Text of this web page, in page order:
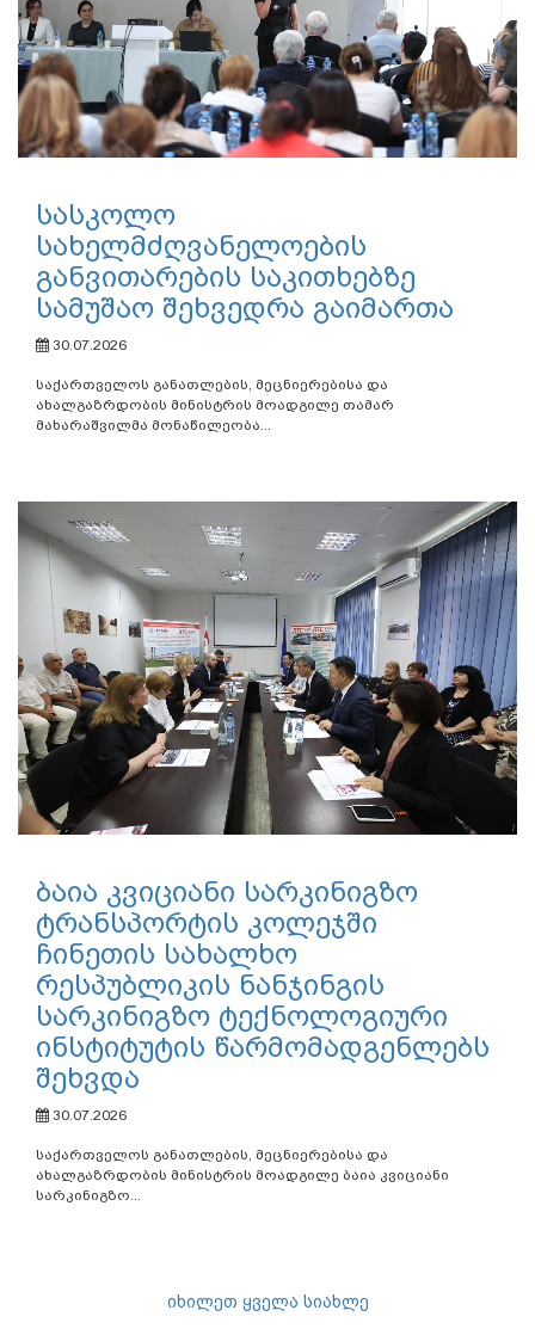
სასკოლო
სახელმძღვანელოების
განვითარების საკითხებზე
სამუშაო შეხვედრა გაიმართა
30.07.2026
საქართველოს განათლების, მეცნიერებისა და
ახალგაზრდობის მინისტრის მოადგილე თამარ
მახარაშვილმა მონაწილეობა...
ბაია კვიციანი სარკინიგზო
ტრანსპორტის კოლეჯში
ჩინეთის სახალხო
რესპუბლიკის ნანჯინგის
სარკინიგზო ტექნოლოგიური
ინსტიტუტის წარმომადგენლებს
შეხვდა
30.07.2026
საქართველოს განათლების, მეცნიერებისა და
ახალგაზრდობის მინისტრის მოადგილე ბაია კვიციანი
სარკინიგზო...
იხილეთ ყველა სიახლე